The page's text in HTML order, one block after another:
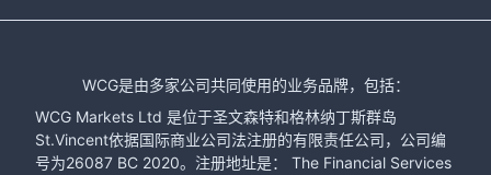
WCG是由多家公司共同使用的业务品牌，包括：
WCG Markets Ltd 是位于圣文森特和格林纳丁斯群岛
St.Vincent依据国际商业公司法注册的有限责任公司，公司编
号为26087 BC 2020。注册地址是： The Financial Services